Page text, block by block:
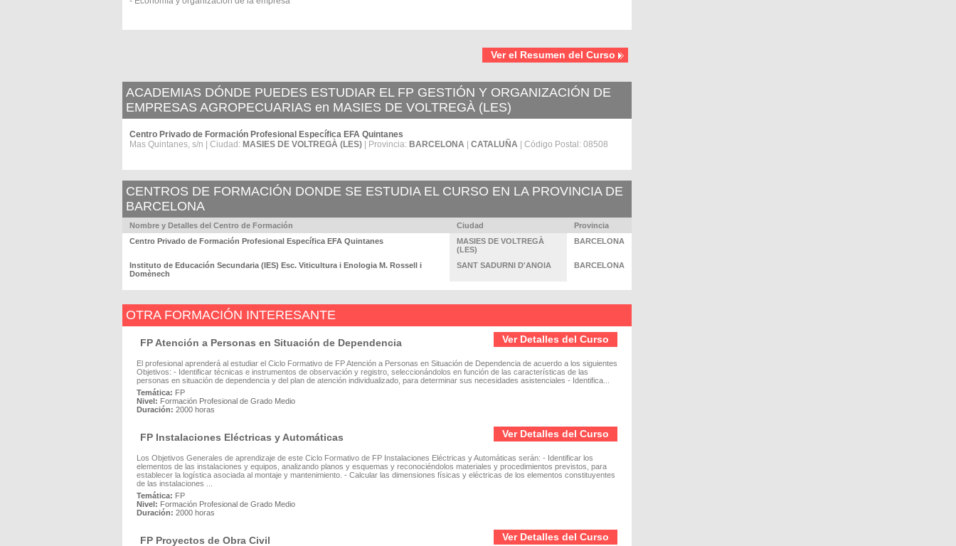
Ver el Resumen del Curso
ACADEMIAS DÓNDE PUEDES ESTUDIAR EL FP GESTIÓN Y ORGANIZACIÓN DE
EMPRESAS AGROPECUARIAS en MASIES DE VOLTREGÀ (LES)
Centro Privado de Formación Profesional Específica EFA Quintanes
Mas Quintanes, s/n | Ciudad: MASIES DE VOLTREGÀ (LES) | Provincia: BARCELONA CATALUÑA | Código Postal: 08508
CENTROS DE FORMACIÓN DONDE SE ESTUDIA EL CURSO EN LA PROVINCIA DE
BARCELONA
Nombre y Detalles del Centro de Formación Ciudad
Provincia
Centro Privado de Formación Profesional Específica EFA Quintanes
MASIES DE VOLTREGÀ
(LES)
BARCELONA
Instituto de Educación Secundaria (IES) Esc. Viticultura i Enologia M. Rossell i
Domènech
SANT SADURNI D'ANOIA BARCELONA
OTRA FORMACIÓN INTERESANTE
Ver Detalles del Curso
FP Atención a Personas en Situación de Dependencia
El profesional aprenderá al estudiar el Ciclo Formativo de FP Atención a Personas en Situación de Dependencia de acuerdo a los siguientes
Objetivos: - Identificar técnicas e instrumentos de observación y registro, seleccionándolos en función de las características de las
personas en situación de dependencia y del plan de atención individualizado, para determinar sus necesidades asistenciales - Identifica...
Temática: FP
Nivel: Formación Profesional de Grado Medio
Duración: 2000 horas
Ver Detalles del Curso
FP Instalaciones Eléctricas y Automáticas
Los Objetivos Generales de aprendizaje de este Ciclo Formativo de FP Instalaciones Eléctricas y Automáticas serán: - Identificar los
elementos de las instalaciones y equipos, analizando planos y esquemas y reconociéndolos materiales y procedimientos previstos, para
establecer la logística asociada al montaje y mantenimiento. - Calcular las dimensiones físicas y eléctricas de los elementos constituyentes
de las instalaciones ...
Temática: FP
Nivel: Formación Profesional de Grado Medio
Duración: 2000 horas
Ver Detalles del Curso
FP Proyectos de Obra Civil